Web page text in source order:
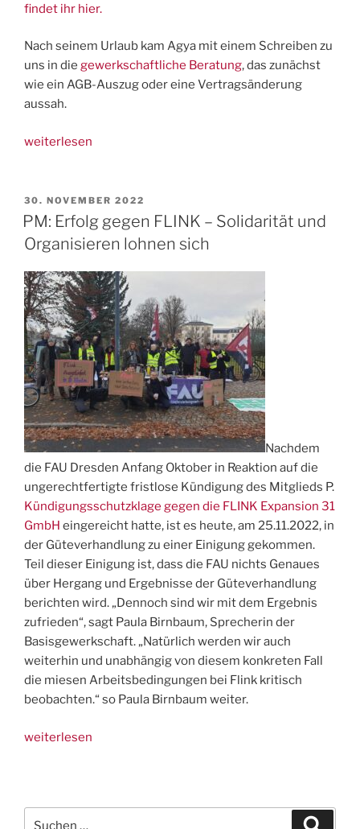
findet ihr hier.
Nach seinem Urlaub kam Agya mit einem Schreiben zu
uns in die gewerkschaftliche Beratung, das zunächst
wie ein AGB-Auszug oder eine Vertragsänderung
aussah.
„Wie
beschissener.
FLINK
strikes
again“
weiterlesen
VERÖFFENTLICHT
AM
30. NOVEMBER 2022
PM: Erfolg gegen FLINK – Solidarität und
Organisieren lohnen sich
Nachdem
die FAU Dresden Anfang Oktober in Reaktion auf die
ungerechtfertigte fristlose Kündigung des Mitglieds P.
Kündigungsschutzklage gegen die FLINK Expansion 31
GmbH eingereicht hatte, ist es heute, am 25.11.2022, in
der Güteverhandlung zu einer Einigung gekommen.
Teil dieser Einigung ist, dass die FAU nichts Genaues
über Hergang und Ergebnisse der Güteverhandlung
berichten wird. „Dennoch sind wir mit dem Ergebnis
zufrieden“, sagt Paula Birnbaum, Sprecherin der
Basisgewerkschaft. „Natürlich werden wir auch
weiterhin und unabhängig von diesem konkreten Fall
die miesen Arbeitsbedingungen bei Flink kritisch
beobachten.“ so Paula Birnbaum weiter.
„PM:
–
weiterlesen